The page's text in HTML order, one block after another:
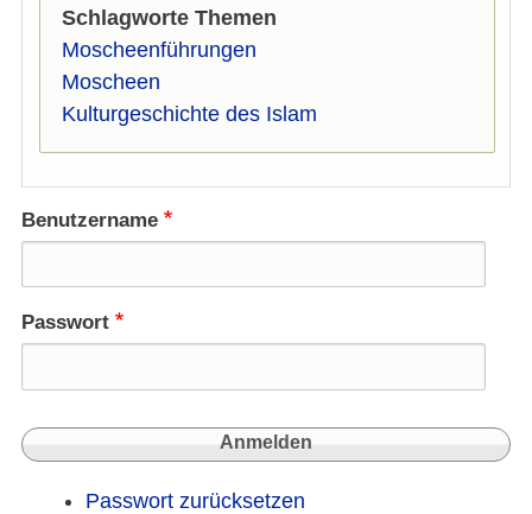
Schlagworte Themen
Moscheenführungen
Moscheen
Kulturgeschichte des Islam
Benutzername
Passwort
Passwort zurücksetzen